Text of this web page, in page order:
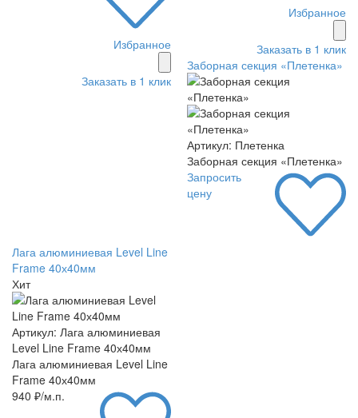
Избранное
Заказать в 1 клик
Избранное
Заказать в 1 клик
Заборная секция «Плетенка»
Артикул: Плетенка
Заборная секция «Плетенка»
Запросить
цену
Лага алюминиевая Level Line
Frame 40х40мм
Хит
Артикул: Лага алюминиевая
Level Line Frame 40х40мм
Лага алюминиевая Level Line
Frame 40х40мм
940 ₽/м.п.